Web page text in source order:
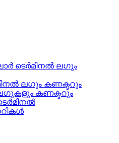
ടെർമിനൽ ലഗും
ലഗും കണക്ടറും
കണക്ടറും